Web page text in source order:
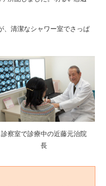
、清潔なシャワー室でさっぱ
診察室で診療中の近藤元治院
長